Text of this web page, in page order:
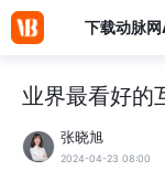
下载动脉网
业界最看好的
张晓旭
2024-04-23 08:00